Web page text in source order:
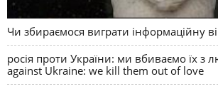
Чи збираємося виграти інформаційну
росія проти України: ми вбиваємо їх з
against Ukraine: we kill them out of love